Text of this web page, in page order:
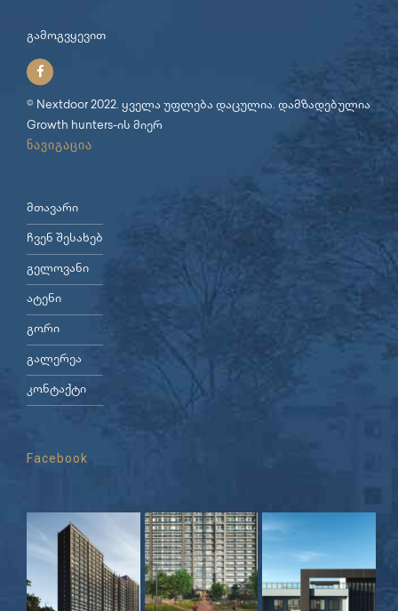
გამოგვყევით
© Nextdoor 2022. ყველა უფლება დაცულია. დამზადებულია
Growth hunters-ის მიერ
ნავიგაცია
მთავარი
ჩვენ შესახებ
გელოვანი
ატენი
გორი
გალერეა
კონტაქტი
Facebook